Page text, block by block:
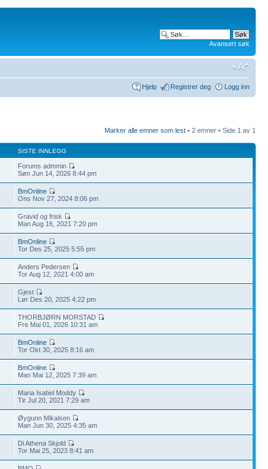
Avansert søk
Hjelp Registrer deg Logg inn
Marker alle emner som lest • 2 emner • Side 1 av 1
SISTE INNLEGG
Forums admmin
Søn Jun 14, 2026 8:44 pm
BmOnline
Ons Nov 27, 2024 8:06 pm
Gravid og frisk
Man Aug 16, 2021 7:20 pm
BmOnline
Tor Des 25, 2025 5:55 pm
Anders Pedersen
Tor Aug 12, 2021 4:00 am
Gjest
Lør Des 20, 2025 4:22 pm
THORBJØRN MORSTAD
Fre Mai 01, 2026 10:31 am
BmOnline
Tor Okt 30, 2025 8:16 am
BmOnline
Man Mai 12, 2025 7:39 am
Maria Isabel Moddy
Tir Jul 20, 2021 7:29 am
Øygunn Mikalsen
Man Jun 30, 2025 4:35 am
Di Athena Skjold
Tor Mai 25, 2023 8:41 am